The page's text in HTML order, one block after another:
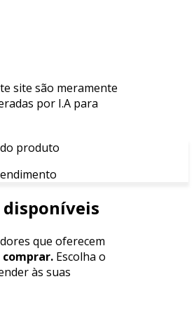
site são meramente
por I.A para
produto
disponíveis
que oferecem
Escolha o
às suas